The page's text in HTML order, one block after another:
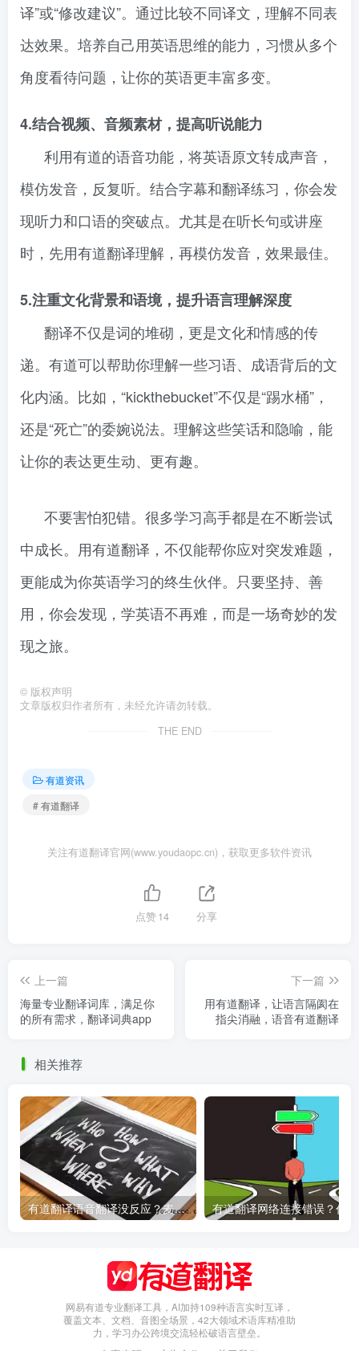
译”或“修改建议”。通过比较不同译文，理解不同表
达效果。培养自己用英语思维的能力，习惯从多个
角度看待问题，让你的英语更丰富多变。
4.结合视频、音频素材，提高听说能力
利用有道的语音功能，将英语原文转成声音，
模仿发音，反复听。结合字幕和翻译练习，你会发
现听力和口语的突破点。尤其是在听长句或讲座
时，先用有道翻译理解，再模仿发音，效果最佳。
5.注重文化背景和语境，提升语言理解深度
翻译不仅是词的堆砌，更是文化和情感的传
递。有道可以帮助你理解一些习语、成语背后的文
化内涵。比如，“kickthebucket”不仅是“踢水桶”，
还是“死亡”的委婉说法。理解这些笑话和隐喻，能
让你的表达更生动、更有趣。
不要害怕犯错。很多学习高手都是在不断尝试
中成长。用有道翻译，不仅能帮你应对突发难题，
更能成为你英语学习的终生伙伴。只要坚持、善
用，你会发现，学英语不再难，而是一场奇妙的发
现之旅。
© 版权声明
文章版权归作者所有，未经允许请勿转载。
THE END
有道资讯
# 有道翻译
关注有道翻译官网(www.youdaopc.cn)，获取更多软件资讯
点赞14 分享
上一篇
海量专业翻译词库，满足你
的所有需求，翻译词典app
下一篇
用有道翻译，让语言隔阂在
指尖消融，语音有道翻译
相关推荐
有道翻译语音翻译没反应？麦克风权限设置指南
网易有道专业翻译工具，AI加持109种语言实时互译，
覆盖文本、文档、音图全场景，42大领域术语库精准助
力，学习办公跨境交流轻松破语言壁垒。